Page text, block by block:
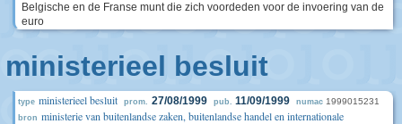
Belgische en de Franse munt die zich voordeden voor de invoering van de
euro
ministerieel besluit
type ministerieel besluit prom. 27/08/1999 pub. 11/09/1999 numac 1999015231
bron ministerie van buitenlandse zaken, buitenlandse handel en internationale